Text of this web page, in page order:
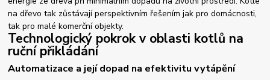
na dřevo tak zůstávají perspektivním řešením jak pro domácnosti,
tak pro malé komerční objekty.
Technologický pokrok v oblasti kotlů na
ruční přikládání
Automatizace a její dopad na efektivitu vytápění